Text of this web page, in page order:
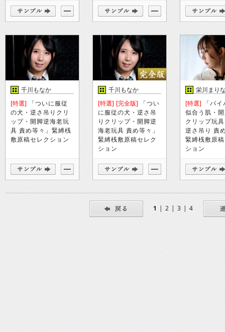
千川もなか
[特選] 「ついに服従
の犬・逆さ吊りクリ
ップ・開脚逆海老玩
具 責め等々」緊縛桟
敷原稿セレクション
千川もなか
[特選] [完全版] 「つい
に服従の犬・逆さ吊
りクリップ・開脚逆
海老玩具 責め等々」
緊縛桟敷原稿セレク
ション
栄川まり
[特選] 「パ
似合う肌・
クリップ玩
逆さ吊り 責
緊縛桟敷原
ション
1 | 2 | 3 | 4